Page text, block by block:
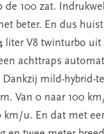
de 100 zat.
beter. En dus
liter V8 twinturbo uit
achttraps
Dankzij mild-hybrid-
Van 0 naar 100
km/u. En dat met